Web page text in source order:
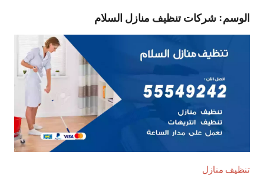
للاعلانات
الوسم: شركات تنظيف منازل السلام
تنظيف منازل